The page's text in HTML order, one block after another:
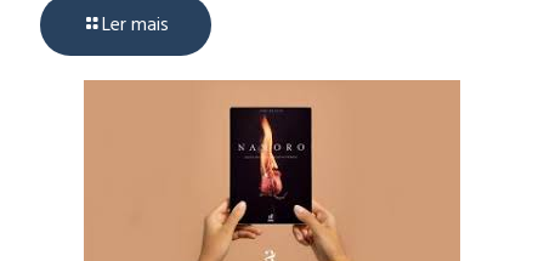
Ler mais